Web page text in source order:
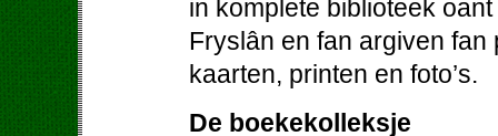
in komplete biblioteek
Fryslân en fan argiven
kaarten, printen en foto’s.
De boekekolleksje